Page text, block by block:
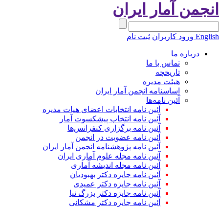
آمار ایران
ورود کاربران ثبت نام
درباره ما
تماس با ما
تاریخچه
هیئت مدیره
اساسنامه انجمن آمار ایران
آئین نامه‌ها
آئین نامه انتخابات اعضای هیات مدیره
آئین نامه انتخاب پیشکسوت آمار
آئین نامه برگزاری کنفرانس‌ها
آئین نامه عضویت در انجمن
آئین نامه پژوهشنامه انجمن آمار ایران
آئین نامه مجله علوم آماری ایران
آئین نامه مجله اندیشه آماری
آئین‌ نامه جایزه دکتر بهبودیان
آئین نامه جایزه دکتر عمیدی
آئین نامه جایزه دکتر بزرگ نیا
آئین نامه جایزه دکتر مشکانی